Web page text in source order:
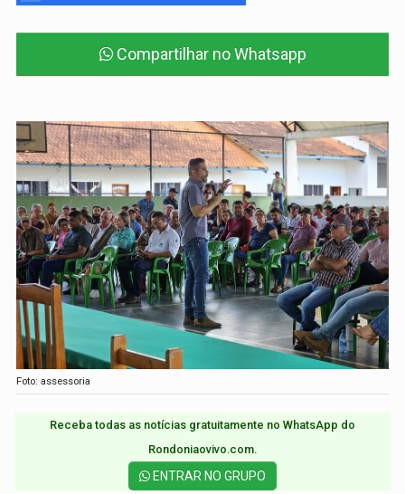
Compartilhar no Whatsapp
Foto: assessoria
Receba todas as notícias gratuitamente no WhatsApp do
Rondoniaovivo.com.​
ENTRAR NO GRUPO